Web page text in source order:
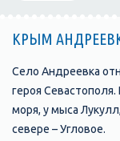
КРЫМ
Село Андреевка
героя Севастополя.
моря, у мыса
севере – Угловое.